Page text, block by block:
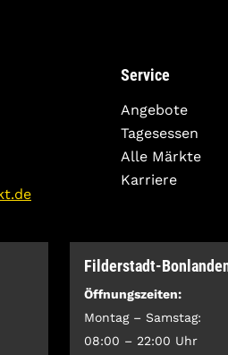
Service
Angebote
Tagesessen
Alle Märkte
Karriere
Filderstadt-
Öffnungszeiten:
Montag – Samstag:
08:00 – 22:00 Uhr